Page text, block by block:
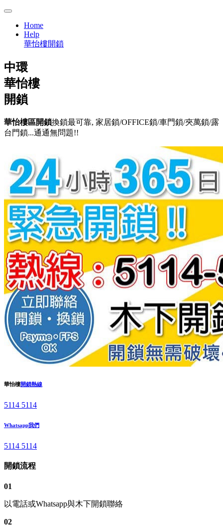
Home
Help
華怡樓開鎖
中環
華怡樓
開鎖
華怡樓區開鎖換鎖最可靠, 家居鎖/OFFICE鎖/車門鎖/夾萬鎖/露
台門鎖...通通無問題!!
華怡樓開鎖熱線
5114 5114
Whatsapp我們
5114 5114
開鎖流程
01
以電話或Whatsapp與木下開鎖聯絡
02